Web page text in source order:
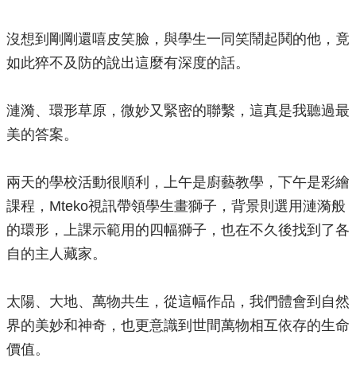
沒想到剛剛還嘻皮笑臉，與學生一同笑鬧起鬨的他，竟
如此猝不及防的說出這麼有深度的話。
漣漪、環形草原，微妙又緊密的聯繫，這真是我聽過最
美的答案。
兩天的學校活動很順利，上午是廚藝教學，下午是彩繪
課程，Mteko視訊帶領學生畫獅子，背景則選用漣漪般
的環形，上課示範用的四幅獅子，也在不久後找到了各
自的主人藏家。
太陽、大地、萬物共生，從這幅作品，我們體會到自然
界的美妙和神奇，也更意識到世間萬物相互依存的生命
價值。